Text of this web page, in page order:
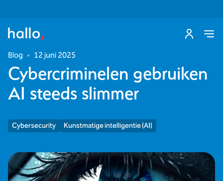
Blog • 12 juni 2025
Cybercriminelen gebruiken
AI steeds slimmer
Cybersecurity Kunstmatige intelligentie (AI)